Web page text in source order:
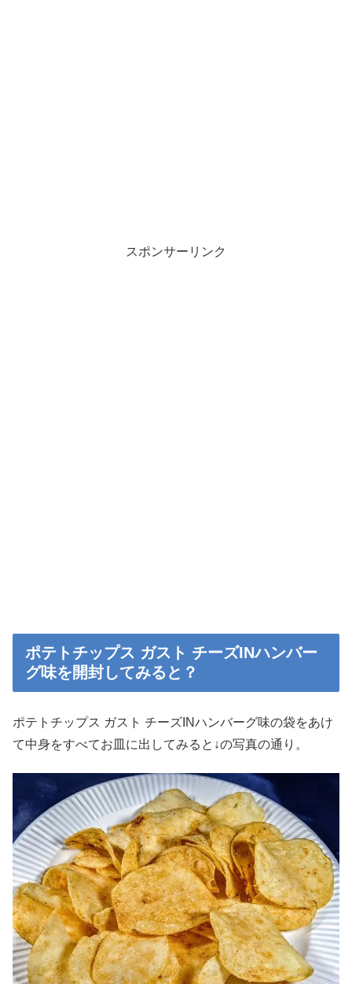
スポンサーリンク
ポテトチップス ガスト チーズINハンバー
グ味を開封してみると？
ポテトチップス ガスト チーズINハンバーグ味の袋をあけ
て中身をすべてお皿に出してみると↓の写真の通り。